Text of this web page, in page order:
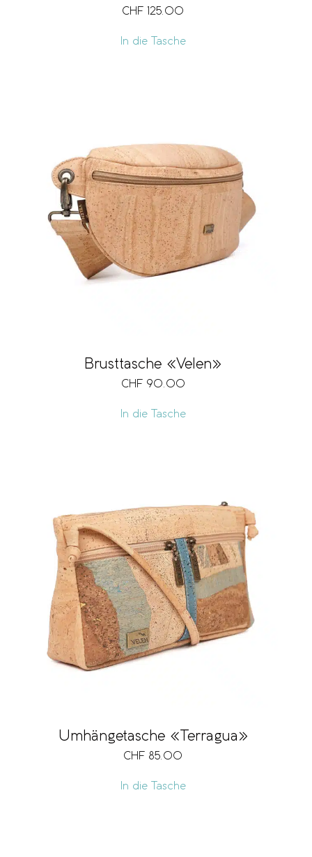
CHF 125.00
In die Tasche
Brusttasche «Velen»
CHF 90.00
In die Tasche
Umhängetasche «Terragua»
CHF 85.00
In die Tasche